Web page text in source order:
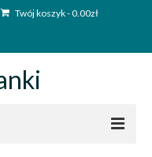
Twój koszyk-0.00zł